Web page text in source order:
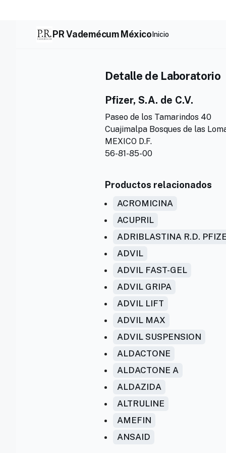
PR Vademécum MéxicoInicio
Detalle de Laboratorio
Pfizer, S.A. de C.V.
Paseo de los Tamarindos 40
Cuajimalpa Bosques de las
MEXICO D.F.
56-81-85-00
Productos relacionados
ACROMICINA
ACUPRIL
ADRIBLASTINA R.D.
ADVIL
ADVIL FAST-GEL
ADVIL GRIPA
ADVIL LIFT
ADVIL MAX
ADVIL SUSPENSION
ALDACTONE
ALDACTONE A
ALDAZIDA
ALTRULINE
AMEFIN
ANSAID